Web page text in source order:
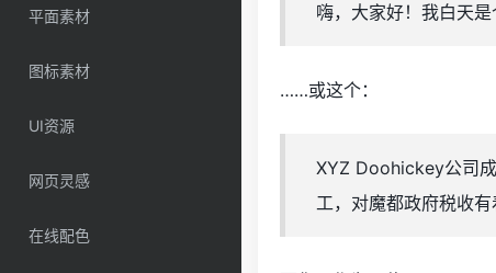
平面素材
图标素材
UI资源
网页灵感
在线配色
嗨，大家好！我白天
……或这个：
XYZ Doohickey公司
工，对魔都政府税收有